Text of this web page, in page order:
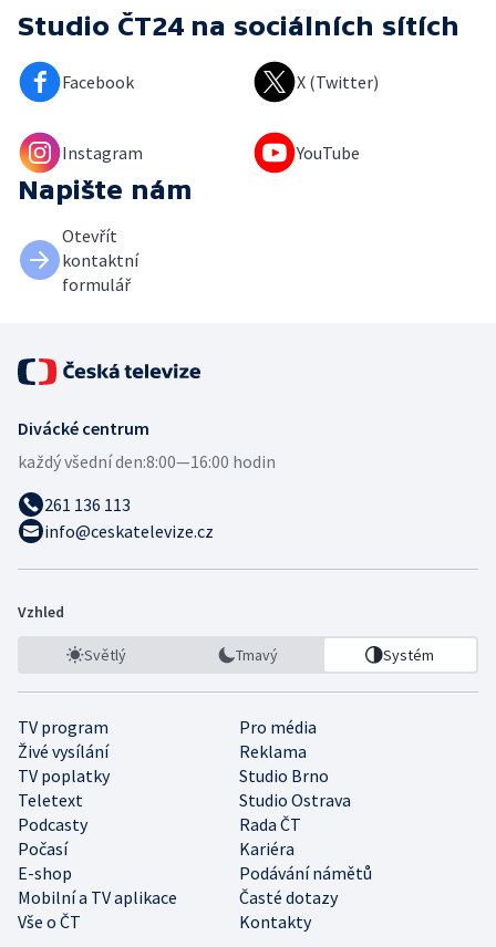
Studio ČT24 na sociálních sítích
Facebook X (Twitter)
Instagram YouTube
Napište nám
Otevřít
kontaktní
formulář
Divácké centrum
každý všední den:8:00—16:00 hodin
261 136 113
info@ceskatelevize.cz
Vzhled
Světlý Tmavý Systém
TV program
Pro média
Živé vysílání
Reklama
TV poplatky
Studio Brno
Teletext
Studio Ostrava
Podcasty
Rada ČT
Počasí
Kariéra
E-shop
Podávání námětů
Mobilní a TV aplikace
Časté dotazy
Vše o ČT
Kontakty